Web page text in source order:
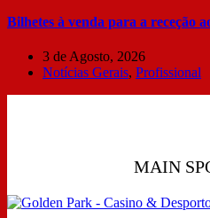
Bilhetes à venda para a receção
3 de Agosto, 2026
Notícias Gerais, Profissional
MAIN